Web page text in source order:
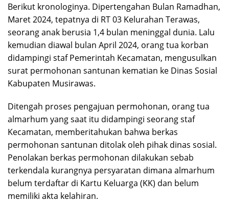
Berikut kronologinya. Dipertengahan Bulan Ramadhan,
Maret 2024, tepatnya di RT 03 Kelurahan Terawas,
seorang anak berusia 1,4 bulan meninggal dunia. Lalu
kemudian diawal bulan April 2024, orang tua korban
didampingi staf Pemerintah Kecamatan, mengusulkan
surat permohonan santunan kematian ke Dinas Sosial
Kabupaten Musirawas.
Ditengah proses pengajuan permohonan, orang tua
almarhum yang saat itu didampingi seorang staf
Kecamatan, memberitahukan bahwa berkas
permohonan santunan ditolak oleh pihak dinas sosial.
Penolakan berkas permohonan dilakukan sebab
terkendala kurangnya persyaratan dimana almarhum
belum terdaftar di Kartu Keluarga (KK) dan belum
memiliki akta kelahiran.